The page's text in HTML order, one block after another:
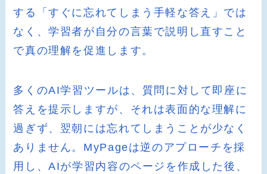
する「すぐに忘れてしまう手軽な答え」では
なく、学習者が自分の言葉で説明し直すこと
で真の理解を促進します。
多くのAI学習ツールは、質問に対して即座に
答えを提示しますが、それは表面的な理解に
過ぎず、翌朝には忘れてしまうことが少なく
ありません。MyPageは逆のアプローチを採
用し、AIが学習内容のページを作成した後、